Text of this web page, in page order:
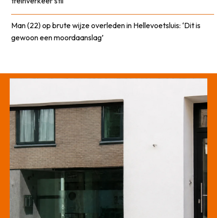
Man (22) op brute wijze overleden in Hellevoetsluis: ‘Dit is
gewoon een moordaanslag’